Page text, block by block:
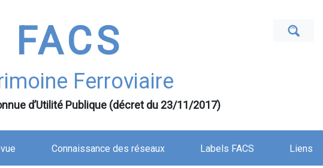
FACS
Ferroviaire
d’Utilité Publique (décret du 23/11/2017)
Connaissance des réseaux Labels FACS Liens